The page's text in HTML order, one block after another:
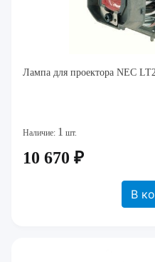
Лампа для проектора NEC
Наличие: 1 шт.
10 670 ₽
В